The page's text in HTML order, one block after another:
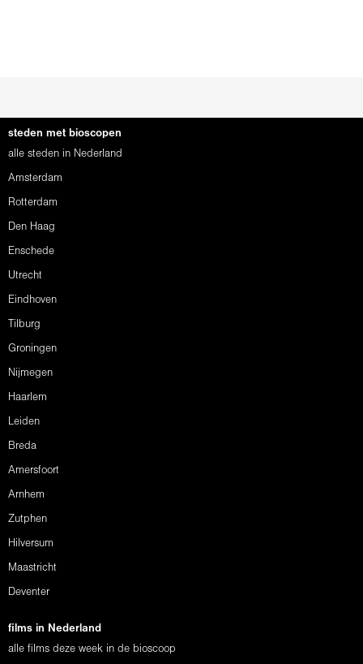
steden met bioscopen
alle steden in Nederland
Amsterdam
Rotterdam
Den Haag
Enschede
Utrecht
Eindhoven
Tilburg
Groningen
Nijmegen
Haarlem
Leiden
Breda
Amersfoort
Arnhem
Zutphen
Hilversum
Maastricht
Deventer
films in Nederland
alle films deze week in de bioscoop